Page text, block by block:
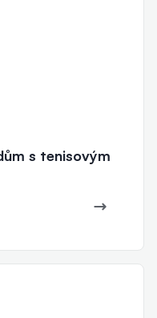
s tenisovým